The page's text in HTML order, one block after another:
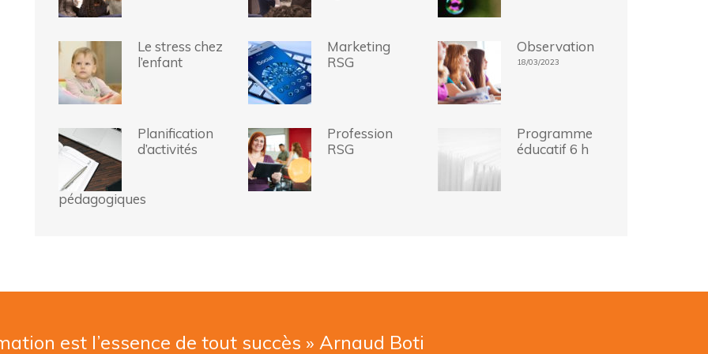
Le stress chez
l’enfant
Marketing
RSG
Observation
18/03/2023
Planification
d’activités
pédagogiques
Profession
RSG
Programme
éducatif 6 h
est l’essence de tout succès » Arnaud Boti